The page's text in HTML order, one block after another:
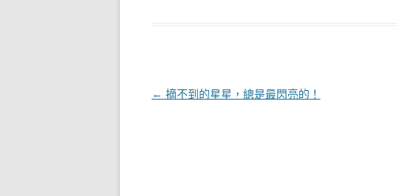
文章導覽
← 摘不到的星星，總是最閃亮的！